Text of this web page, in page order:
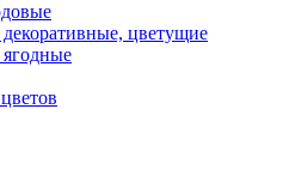
цветущие